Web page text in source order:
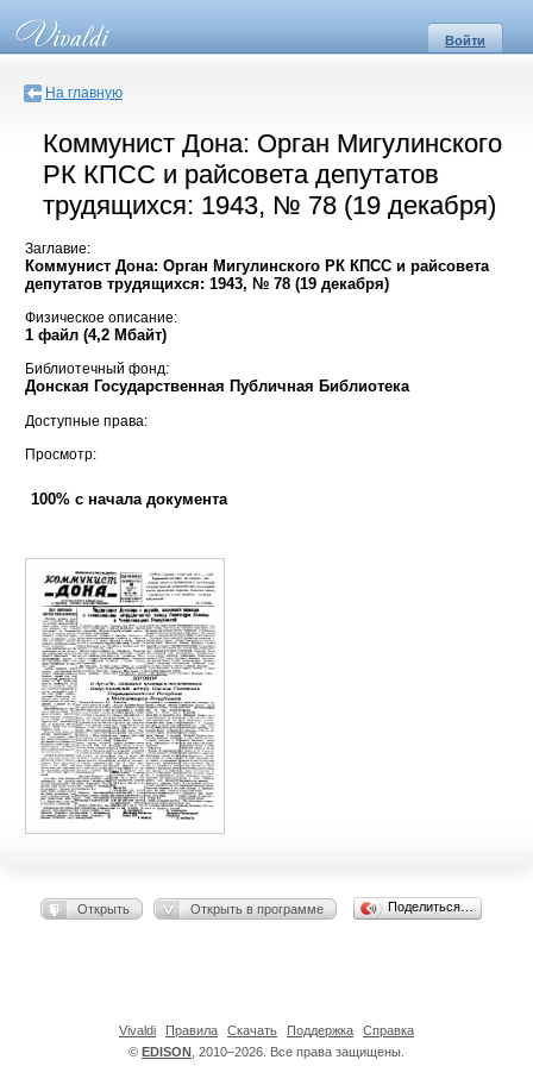
Войти
На главную
Коммунист Дона: Орган Мигулинского
РК КПСС и райсовета депутатов
трудящихся: 1943, № 78 (19 декабря)
Заглавие:
Коммунист Дона: Орган Мигулинского РК КПСС и райсовета
депутатов трудящихся: 1943, № 78 (19 декабря)
Физическое описание:
1 файл (4,2 Мбайт)
Библиотечный фонд:
Донская Государственная Публичная Библиотека
Доступные права:
Просмотр:
100% с начала документа
Открыть Открыть в программе Поделиться…
© EDISON , 2010–2026. Все права защищены.
Vivaldi Правила Скачать Поддержка Справка